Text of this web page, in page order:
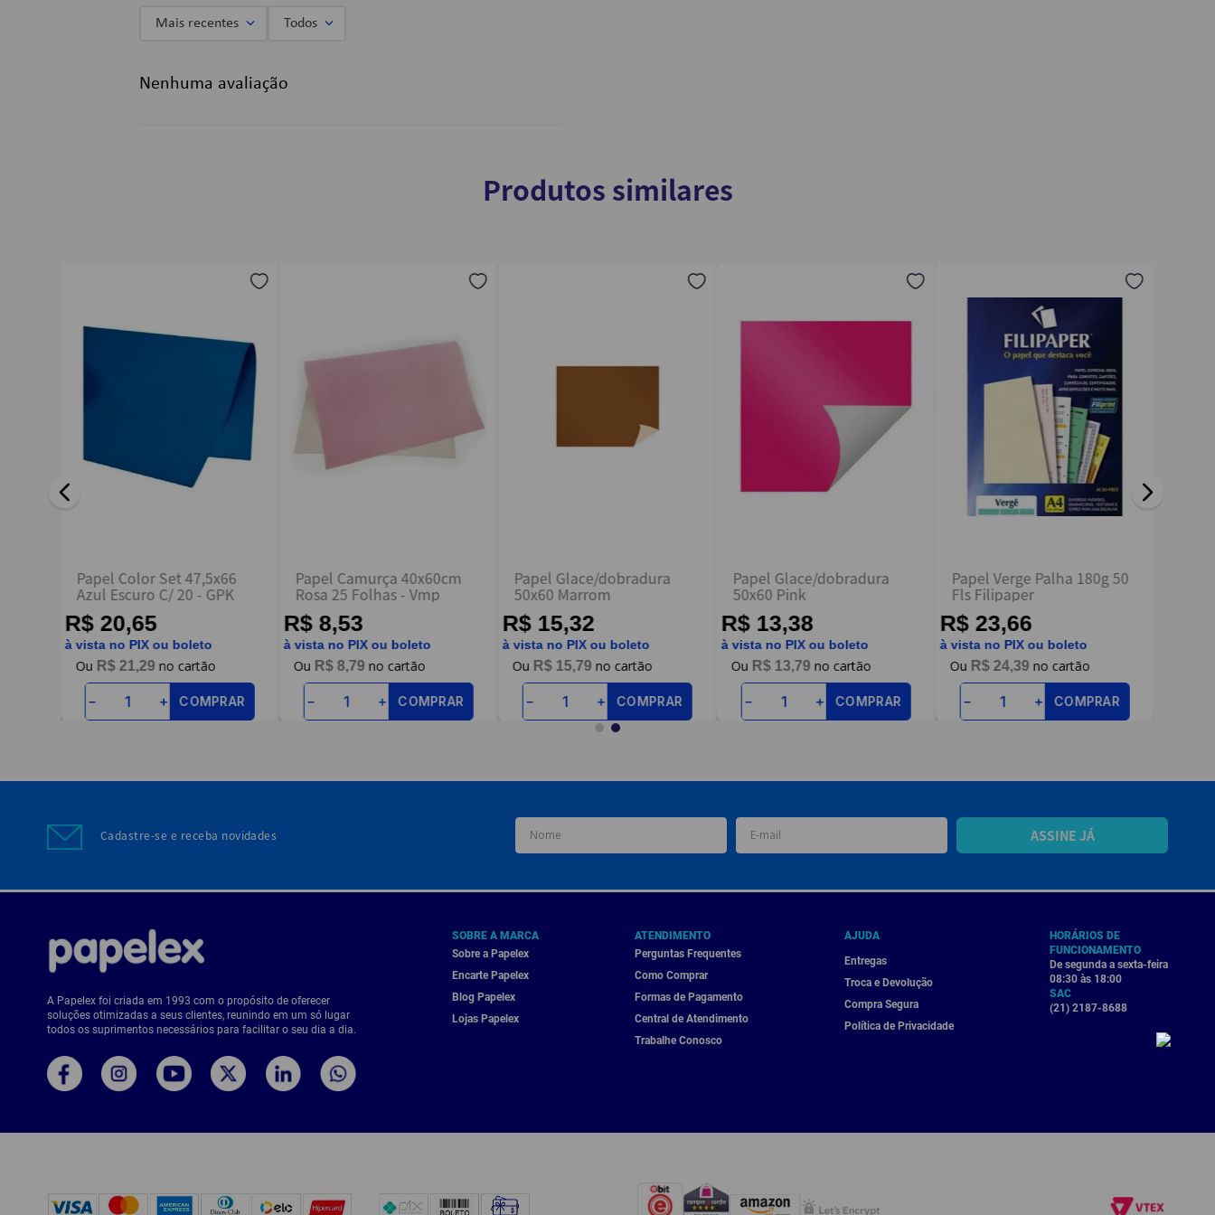
Título
Escreva uma avaliação
Mais recentes Todos
Nenhuma avaliação
Produtos similares
Papel Color Set 47,5x66
Azul Escuro C/ 20 - GPK
R$ 20,65
à vista no PIX ou boleto
R$ 21,29
＋
－ COMPRAR
Papel Camurça 40x60cm
Rosa 25 Folhas - Vmp
R$ 8,53
à vista no PIX ou boleto
R$ 8,79
＋
－ COMPRAR
Papel Glace/dobradura
50x60 Marrom
R$ 15,32
à vista no PIX ou boleto
R$ 15,79
＋
－ COMPRAR
Papel Glace/dobradura
50x60 Pink
R$ 13,38
à vista no PIX ou boleto
R$ 13,79
＋
－ COMPRAR
Papel Verge Palha 180g 50
Fls Filipaper
R$ 23,66
à vista no PIX ou boleto
R$ 24,39
＋
－ COMPRAR
Cadastre-se e receba novidades ASSINE JÁ
A Papelex foi criada em 1993 com o propósito de oferecer
soluções otimizadas a seus clientes, reunindo em um só lugar
todos os suprimentos necessários para facilitar o seu dia a dia.
SOBRE A MARCA
Sobre a Papelex
Encarte Papelex
Blog Papelex
Lojas Papelex
ATENDIMENTO
Perguntas Frequentes
Como Comprar
Formas de Pagamento
Central de Atendimento
Trabalhe Conosco
AJUDA
Entregas
Troca e Devolução
Compra Segura
Política de Privacidade
HORÁRIOS DE
FUNCIONAMENTO
De segunda a sexta-feira
08:30 às 18:00
SAC
(21) 2187-8688